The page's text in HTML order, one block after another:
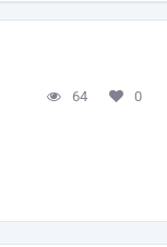
64 0